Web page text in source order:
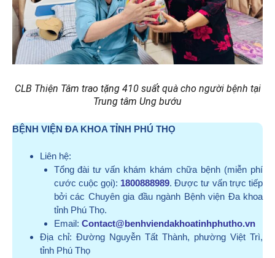
CLB Thiện Tâm trao tặng 410 suất quà cho người bệnh tại
Trung tâm Ung bướu
BỆNH VIỆN ĐA KHOA TỈNH PHÚ THỌ
Liên hệ:
Tổng đài tư vấn khám khám chữa bệnh (miễn phí
cước cuộc gọi): 1800888989. Được tư vấn trực tiếp
bởi các Chuyên gia đầu ngành Bệnh viện Đa khoa
tỉnh Phú Thọ.
Email: Contact@benhviendakhoatinhphutho.vn
Địa chỉ: Đường Nguyễn Tất Thành, phường Việt Trì,
tỉnh Phú Thọ